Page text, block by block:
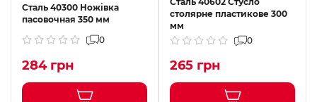
Сталь 40300 Ножівка
пасовочная 350 мм
0
284 грн
столярне пластикове 300
мм
0
265 грн